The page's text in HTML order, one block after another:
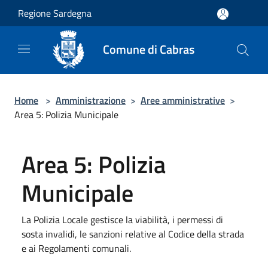
Salta al contenuto principale
Regione Sardegna
Comune di Cabras
Home > Amministrazione > Aree amministrative >
Area 5: Polizia Municipale
Area 5: Polizia
Municipale
La Polizia Locale gestisce la viabilità, i permessi di
sosta invalidi, le sanzioni relative al Codice della strada
e ai Regolamenti comunali.